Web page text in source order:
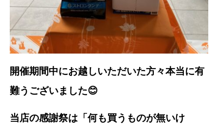
開催期間中にお越しいただいた方々本当に有
難うございました😊
当店の感謝祭は「何も買うものが無いけ